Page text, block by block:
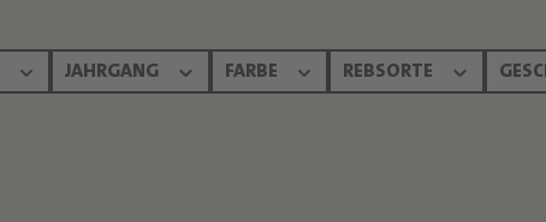
Text überspringen
JAHRGANG FARBE REBSORTE